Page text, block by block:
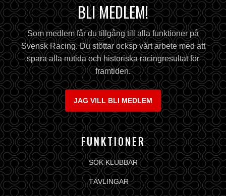
BLI MEDLEM!
Som medlem får du tillgång till alla funktioner på
Svensk Racing. Du stöttar ocksp vårt arbete med att
spara alla nutida och historiska racingresultat för
framtiden.
JAG VILL BLI MEDLEM
FUNKTIONER
SÖK KLUBBAR
TÄVLINGAR